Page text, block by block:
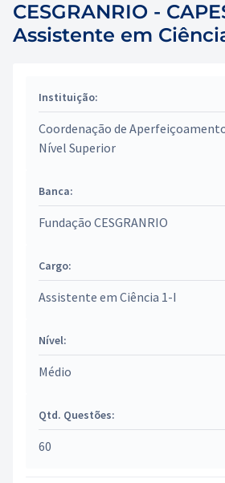
CESGRANRIO -
Assistente em
Instituição:
Coordenação de
Nível Superior
Banca:
Fundação CESGRANRIO
Cargo:
Assistente em Ciência 1-I
Nível:
Médio
Qtd. Questões:
60